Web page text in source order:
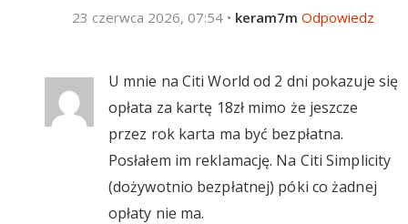
23 czerwca 2026, 07:54 • keram7m Odpowiedz
U mnie na Citi World od 2 dni pokazuje się
opłata za kartę 18zł mimo że jeszcze
przez rok karta ma być bezpłatna.
Posłałem im reklamację. Na Citi Simplicity
(dożywotnio bezpłatnej) póki co żadnej
opłaty nie ma.